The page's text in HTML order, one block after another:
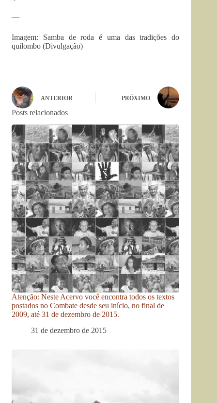
—
Imagem: Samba de roda é uma das tradições do
quilombo (Divulgação)
ANTERIOR PRÓXIMO
Posts relacionados
Atenção: Neste Acervo você encontra todos os textos
postados no Combate desde seu início, no final de
2009, até 31 de dezembro de 2015.
31 de dezembro de 2015